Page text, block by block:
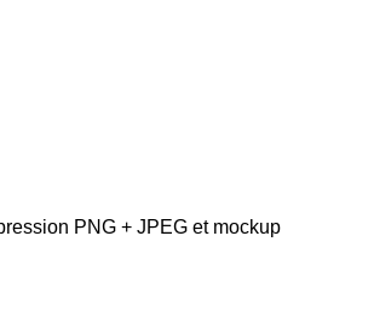
PNG + JPEG et mockup